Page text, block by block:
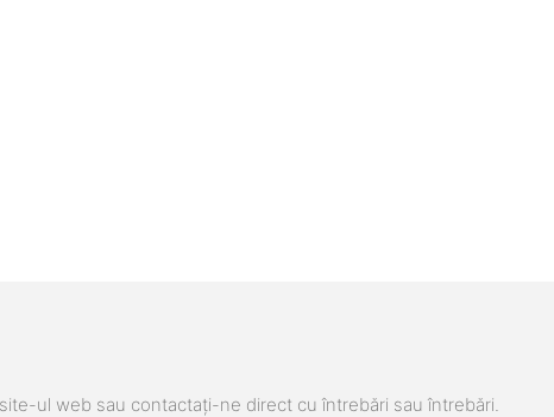
ul web sau contactați-ne direct cu întrebări sau întrebări.